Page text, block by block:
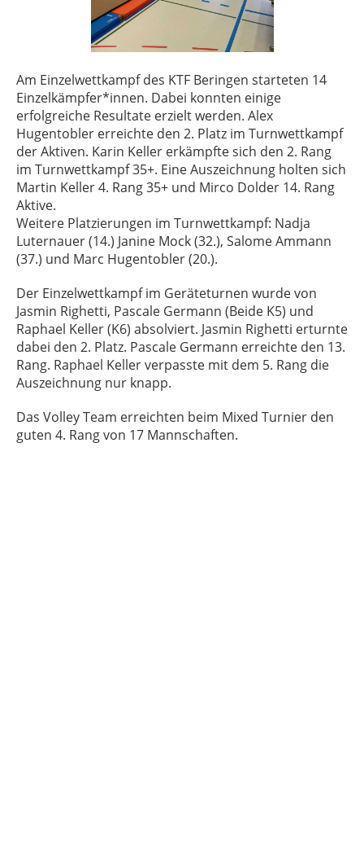
Am Einzelwettkampf des KTF Beringen starteten 14
Einzelkämpfer*innen. Dabei konnten einige
erfolgreiche Resultate erzielt werden. Alex
Hugentobler erreichte den 2. Platz im Turnwettkampf
der Aktiven. Karin Keller erkämpfte sich den 2. Rang
im Turnwettkampf 35+. Eine Auszeichnung holten sich
Martin Keller 4. Rang 35+ und Mirco Dolder 14. Rang
Aktive.
Weitere Platzierungen im Turnwettkampf: Nadja
Luternauer (14.) Janine Mock (32.), Salome Ammann
(37.) und Marc Hugentobler (20.).
Der Einzelwettkampf im Geräteturnen wurde von
Jasmin Righetti, Pascale Germann (Beide K5) und
Raphael Keller (K6) absolviert. Jasmin Righetti erturnte
dabei den 2. Platz. Pascale Germann erreichte den 13.
Rang. Raphael Keller verpasste mit dem 5. Rang die
Auszeichnung nur knapp.
Das Volley Team erreichten beim Mixed Turnier den
guten 4. Rang von 17 Mannschaften.